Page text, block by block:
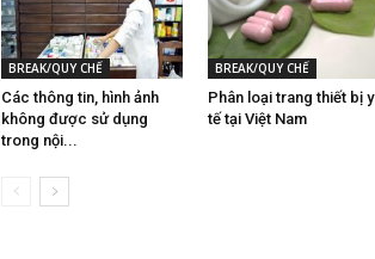
BREAK/QUY CHẾ
Các thông tin, hình ảnh
không được sử dụng
trong nội...
BREAK/QUY CHẾ
Phân loại trang thiết bị y
tế tại Việt Nam